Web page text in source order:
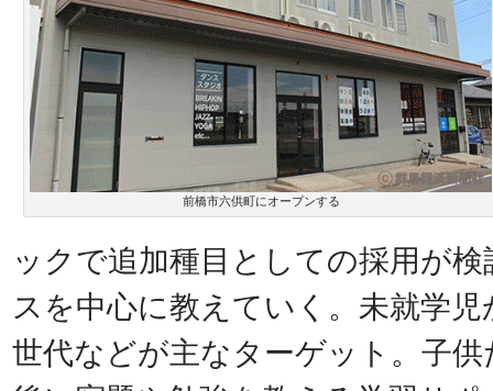
前橋市六供町にオープンする
ックで追加種目としての採用が
スを中心に教えていく。未就学
世代などが主なターゲット。子